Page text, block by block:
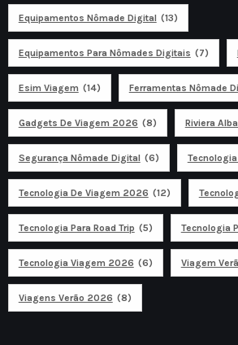
Equipamentos Nômade Digital (13)
Equipamentos Para Nômades Digitais (7)
Esim Viagem (14) Ferramentas Nômade
Gadgets De Viagem 2026 (8) Riviera
Segurança Nômade Digital (6)
Tecnologia De Viagem 2026 (12)
Tecnologia Para Road Trip (5) Tecnologia
Tecnologia Viagem 2026 (6) Viagem
Viagens Verão 2026 (8)